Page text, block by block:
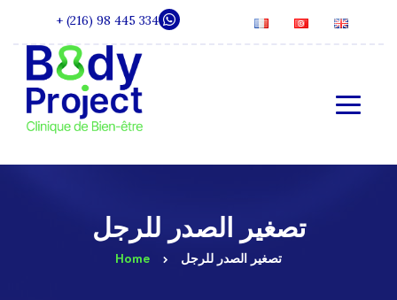
+ (216) 98 445 334
تصغير الصدر للرجل
Home تصغير الصدر للرجل